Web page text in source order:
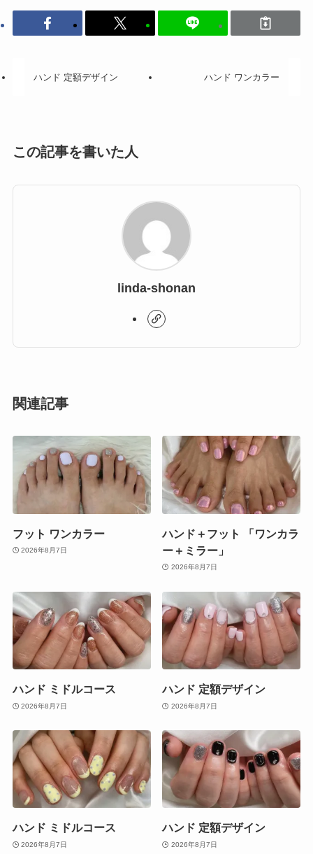
ハンド 定額デザイン ハンド ワンカラー
この記事を書いた人
linda-shonan
関連記事
フット ワンカラー
2026年8月7日
ハンド＋フット 「ワンカラ
ー＋ミラー」
2026年8月7日
ハンド ミドルコース
2026年8月7日
ハンド 定額デザイン
2026年8月7日
ハンド ミドルコース
2026年8月7日
ハンド 定額デザイン
2026年8月7日